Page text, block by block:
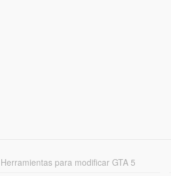
Herramientas para modificar GTA 5